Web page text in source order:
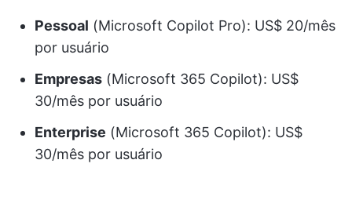
Pessoal (Microsoft Copilot Pro): US$ 20/mês
por usuário
Empresas (Microsoft 365 Copilot): US$
30/mês por usuário
Enterprise (Microsoft 365 Copilot): US$
30/mês por usuário